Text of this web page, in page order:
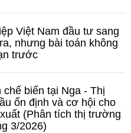
Việt Nam đầu tư sang
nhưng bài toán không
trước
biến tại Nga - Thị
ổn định và cơ hội cho
(Phân tích thị trường
3/2026)